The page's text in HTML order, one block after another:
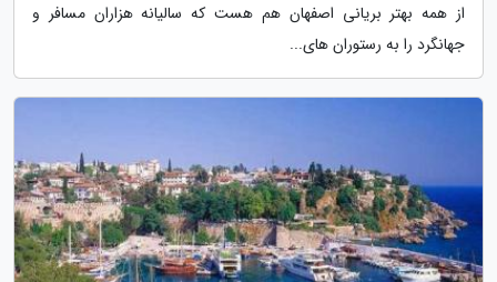
از همه بهتر بریانی اصفهان هم هست که سالیانه هزاران مسافر و
جهانگرد را به رستوران های...